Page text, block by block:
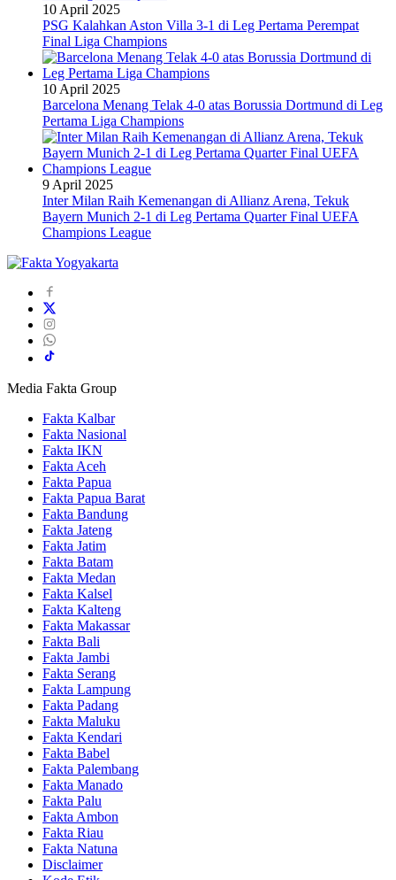
10 April 2025
PSG Kalahkan Aston Villa 3-1 di Leg Pertama Perempat
Final Liga Champions
10 April 2025
Barcelona Menang Telak 4-0 atas Borussia Dortmund di Leg
Pertama Liga Champions
9 April 2025
Inter Milan Raih Kemenangan di Allianz Arena, Tekuk
Bayern Munich 2-1 di Leg Pertama Quarter Final UEFA
Champions League
Media Fakta Group
Fakta Kalbar
Fakta Nasional
Fakta IKN
Fakta Aceh
Fakta Papua
Fakta Papua Barat
Fakta Bandung
Fakta Jateng
Fakta Jatim
Fakta Batam
Fakta Medan
Fakta Kalsel
Fakta Kalteng
Fakta Makassar
Fakta Bali
Fakta Jambi
Fakta Serang
Fakta Lampung
Fakta Padang
Fakta Maluku
Fakta Kendari
Fakta Babel
Fakta Palembang
Fakta Manado
Fakta Palu
Fakta Ambon
Fakta Riau
Fakta Natuna
Disclaimer